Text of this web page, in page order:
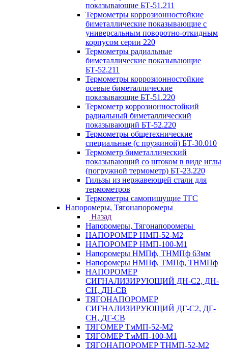
показывающие БТ-51.211
Термометры коррозионностойкие
биметаллические показывающие с
универсальным поворотно-откидным
корпусом серии 220
Термометры радиальные
биметаллические показывающие
БТ-52.211
Термометры коррозионностойкие
осевые биметаллические
показывающие БТ-51.220
Термометр коррозионностойкий
радиальный биметаллический
показывающий БТ-52.220
Термометры общетехнические
специальные (с пружиной) БТ-30.010
Термометр биметаллический
показывающий со штоком в виде иглы
(погружной термометр) БТ-23.220
Гильзы из нержавеющей стали для
термометров
Термометры самопишущие ТГС
Напоромеры, Тягонапоромеры
Назад
Напоромеры, Тягонапоромеры
НАПОРОМЕР НМП-52-М2
НАПОРОМЕР НМП-100-М1
Напоромеры НМПф, ТНМПф 63мм
Напоромеры НМПф, ТМПф, ТНМПф
НАПОРОМЕР
СИГНАЛИЗИРУЮЩИЙ ДН-С2, ДН-
СН, ДН-СВ
ТЯГОНАПОРОМЕР
СИГНАЛИЗИРУЮЩИЙ ДГ-С2, ДГ-
СН, ДГ-СВ
ТЯГОМЕР ТмМП-52-М2
ТЯГОМЕР ТмМП-100-М1
ТЯГОНАПОРОМЕР ТНМП-52-М2